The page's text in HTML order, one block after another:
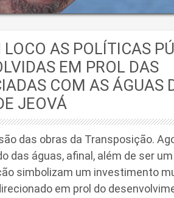
LOCO AS POLÍTICAS
EM PROL DAS
COM AS ÁGUAS
JEOVÁ
das obras da Transposição.
das águas, afinal, além de ser
simbolizam um investimento
em prol do